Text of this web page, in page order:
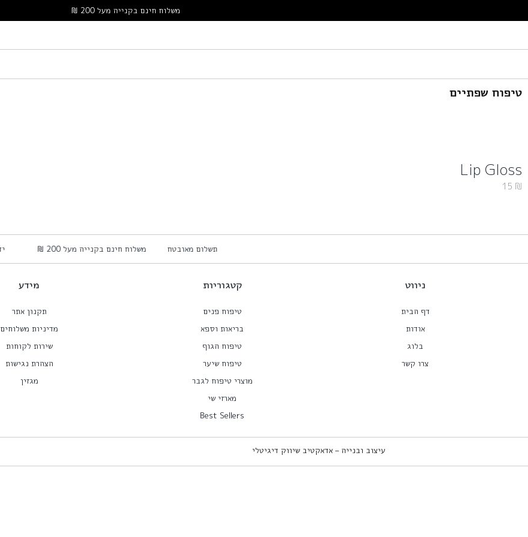
משלוח חינם בקנייה מעל 200 ₪
טיפוח שפתיים
Lip Gloss
15 ₪
תשלום מאובטח משלוח חינם בקנייה מעל 200 ₪
ניווט
דף הבית
אודות
בלוג
צרו קשר
קטגוריות
טיפוח פנים
בריאות וספא
טיפוח הגוף
טיפוח שיער
מוצרי טיפוח לגבר
מארזי שי
Best Sellers
מידע
תקנון אתר
מדיניות משלוחים
שירות לקוחות
הצהרת נגישות
מגזין
עיצוב ובנייה – אדאקטיב שיווק דיגיטלי